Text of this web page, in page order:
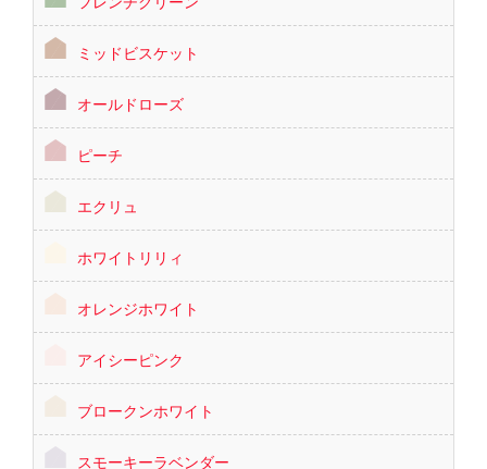
ミッドビスケット
オールドローズ
ピーチ
エクリュ
ホワイトリリィ
オレンジホワイト
アイシーピンク
ブロークンホワイト
スモーキーラベンダー